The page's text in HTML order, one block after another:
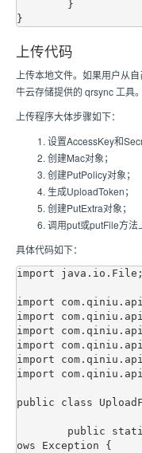
上传代码
上传本地文件。如果用户从
牛云存储提供的 qrsync 工具
上传程序大体步骤如下：
设置AccessKey和
创建Mac对象；
创建PutPolicy对象；
生成UploadToken；
创建PutExtra对象；
调用put或putFile方法
具体代码如下：
import java.io.File;
import
import
import
import
import
import
public class
ows Exception {